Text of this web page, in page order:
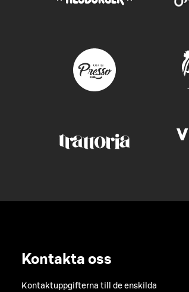
Kontakta oss
Kontaktuppgifterna till de enskilda